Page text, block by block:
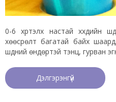
0-6 хүртэлх настай хүүхдийн
хөөсрөлт багатай байх
шүдний өндөртэй тэнцүү, гурван
Дэлгэрэнгүй